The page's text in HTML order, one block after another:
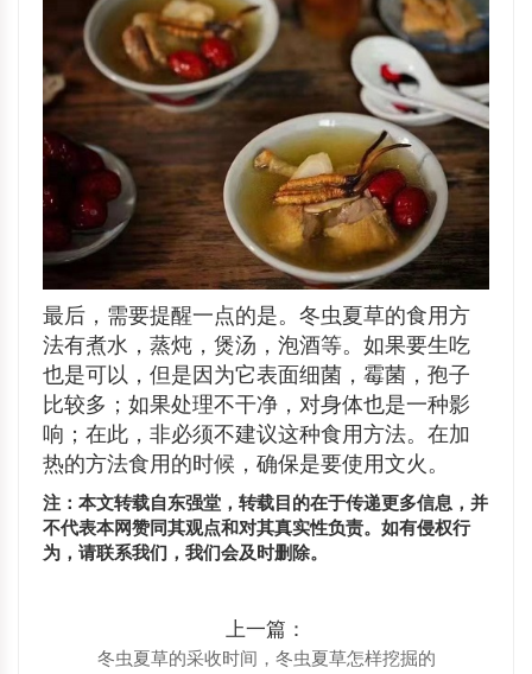
最后，需要提醒一点的是。冬虫夏草的食用方
法有煮水，蒸炖，煲汤，泡酒等。如果要生吃
也是可以，但是因为它表面细菌，霉菌，孢子
比较多；如果处理不干净，对身体也是一种影
响；在此，非必须不建议这种食用方法。在加
热的方法食用的时候，确保是要使用文火。
注：本文转载自东强堂，转载目的在于传递更多信息，并
不代表本网赞同其观点和对其真实性负责。如有侵权行
为，请联系我们，我们会及时删除。
上一篇：
冬虫夏草的采收时间，冬虫夏草怎样挖掘的